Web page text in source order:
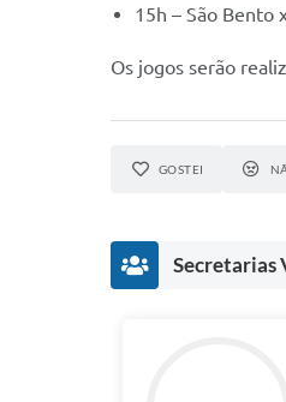
15h – São Bento
Os jogos serão
GOSTEI
Secretarias